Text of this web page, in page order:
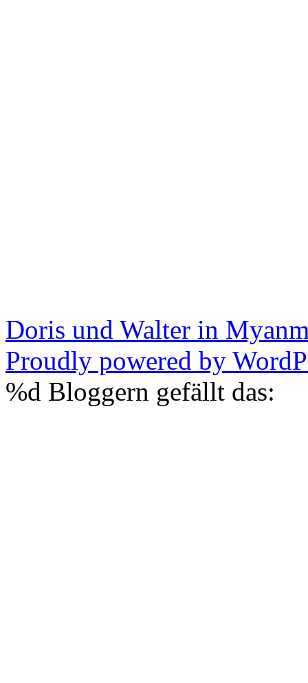
Doris und Walter in
Proudly powered by
%d Bloggern gefällt das: